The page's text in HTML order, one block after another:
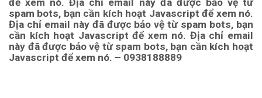
để xem nó.Địa chỉ email này đã được bảo vệ từ
spam bots, bạn cần kích hoạt Javascript để xem nó.
Địa chỉ email này đã được bảo vệ từ spam bots, bạn
cần kích hoạt Javascript để xem nó. Địa chỉ email
này đã được bảo vệ từ spam bots, bạn cần kích hoạt
Javascript để xem nó. – 0938188889